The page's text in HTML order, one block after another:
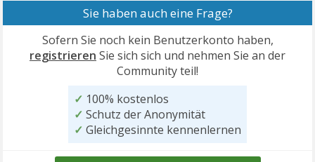
Sie haben auch eine Frage?
Sofern Sie noch kein Benutzerkonto haben,
registrieren Sie sich sich und nehmen Sie an der
Community teil!
✓ 100% kostenlos
✓ Schutz der Anonymität
✓ Gleichgesinnte kennenlernen